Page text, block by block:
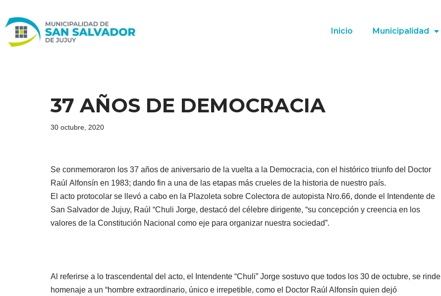
Ir
al
Inicio Municipalidad
37 AÑOS DE DEMOCRACIA
30 octubre, 2020
Se conmemoraron los 37 años de aniversario de la vuelta a la Democracia, con el histórico triunfo del Doctor
Raúl Alfonsín en 1983; dando fin a una de las etapas más crueles de la historia de nuestro país.
El acto protocolar se llevó a cabo en la Plazoleta sobre Colectora de autopista Nro.66, donde el Intendente de
San Salvador de Jujuy, Raúl “Chuli Jorge, destacó del célebre dirigente, “su concepción y creencia en los
valores de la Constitución Nacional como eje para organizar nuestra sociedad”.
Al referirse a lo trascendental del acto, el Intendente “Chuli” Jorge sostuvo que todos los 30 de octubre, se rinde
homenaje a un “hombre extraordinario, único e irrepetible, como el Doctor Raúl Alfonsín quien dejó